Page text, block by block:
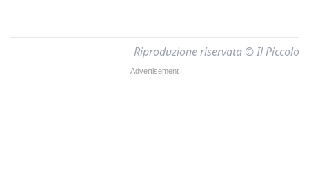
Riproduzione riservata © Il Piccolo